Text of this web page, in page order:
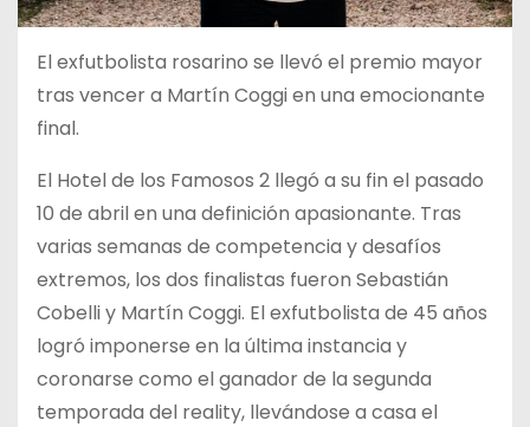
El exfutbolista rosarino se llevó el premio mayor
tras vencer a Martín Coggi en una emocionante
final.
El Hotel de los Famosos 2 llegó a su fin el pasado
10 de abril en una definición apasionante. Tras
varias semanas de competencia y desafíos
extremos, los dos finalistas fueron Sebastián
Cobelli y Martín Coggi. El exfutbolista de 45 años
logró imponerse en la última instancia y
coronarse como el ganador de la segunda
temporada del reality, llevándose a casa el